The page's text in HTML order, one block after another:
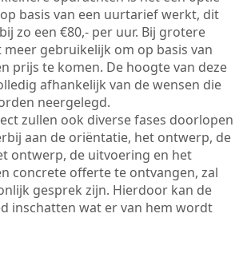
basis van een uurtarief werkt, dit
zo een €80,- per uur. Bij grotere
gebruikelijk om op basis van
prijs te komen. De hoogte van deze
afhankelijk van de wensen die
neergelegd.
zullen ook diverse fases doorlopen
aan de oriëntatie, het ontwerp, de
ontwerp, de uitvoering en het
concrete offerte te ontvangen, zal
gesprek zijn. Hierdoor kan de
inschatten wat er van hem wordt